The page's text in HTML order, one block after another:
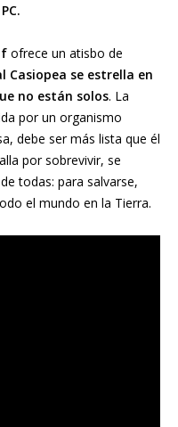
PC.
f ofrece un atisbo de
Casiopea se estrella en
no están solos. La
por un organismo
debe ser más lista que él
por sobrevivir, se
todas: para salvarse,
el mundo en la Tierra.